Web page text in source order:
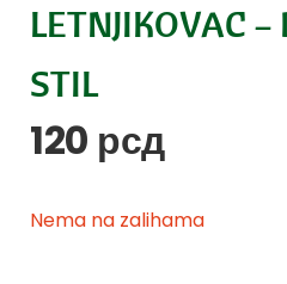
LETNJIKOVAC –
STIL
120 рсд
Nema na zalihama